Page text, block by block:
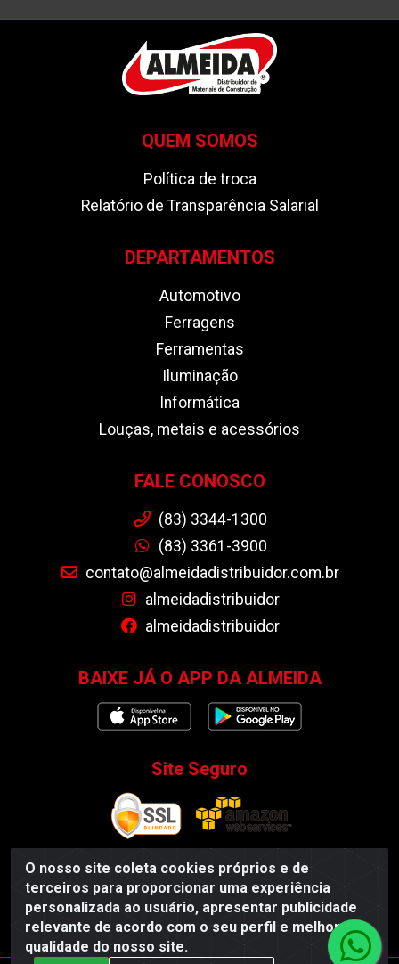
O nosso site coleta cookies próprios e de
terceiros para proporcionar uma experiência
personalizada ao usuário, apresentar publicidade
relevante de acordo com o seu perfil e melhorar a
qualidade do nosso site.
QUEM SOMOS
Política de troca
Relatório de Transparência Salarial
DEPARTAMENTOS
Automotivo
Ferragens
Ferramentas
Iluminação
Informática
Louças, metais e acessórios
FALE CONOSCO
(83) 3344-1300
(83) 3361-3900
contato@almeidadistribuidor.com.br
almeidadistribuidor
almeidadistribuidor
BAIXE JÁ O APP DA ALMEIDA
Site Seguro
Almeida Distribuidor - Rodovia BR 104, S/N, Centro -
Esperança/PB - CEP 58135-000 - CNPJ 35.419.548/0001-55